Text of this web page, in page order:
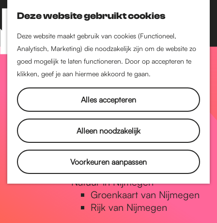
Deze website gebruikt cookies
Deze website maakt gebruik van cookies (Functioneel,
Analytisch, Marketing) die noodzakelijk zijn om de website zo
goed mogelijk te laten functioneren. Door op accepteren te
klikken, geef je aan hiermee akkoord te gaan.
Alles accepteren
Alleen noodzakelijk
Voorkeuren aanpassen
Z
o
e
k
e
K
a
a
r
t
M
e
n
Nijmegen-Nieuw-West
Dukenburg
Lindenholt
Historie
De oudste stad van
Nederland
Historische tijdlijn
Romeinse Limes
Vrede van Nijmegen
Penning
Natuur in Nijmegen
Groenkaart van Nijmegen
Rijk van Nijmegen